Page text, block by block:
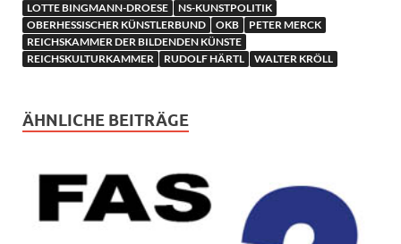
LOTTE BINGMANN-DROESE
NS-KUNSTPOLITIK
OBERHESSISCHER KÜNSTLERBUND
OKB
PETER MERCK
REICHSKAMMER DER BILDENDEN KÜNSTE
REICHSKULTURKAMMER
RUDOLF HÄRTL WALTER KRÖLL
ÄHNLICHE BEITRÄGE